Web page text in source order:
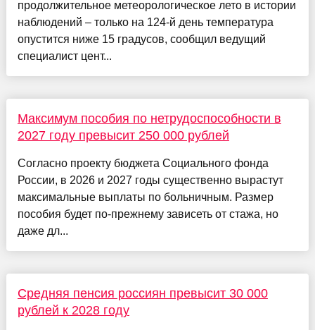
продолжительное метеорологическое лето в истории
наблюдений – только на 124-й день температура
опустится ниже 15 градусов, сообщил ведущий
специалист цент...
Максимум пособия по нетрудоспособности в
2027 году превысит 250 000 рублей
Согласно проекту бюджета Социального фонда
России, в 2026 и 2027 годы существенно вырастут
максимальные выплаты по больничным. Размер
пособия будет по-прежнему зависеть от стажа, но
даже дл...
Средняя пенсия россиян превысит 30 000
рублей к 2028 году